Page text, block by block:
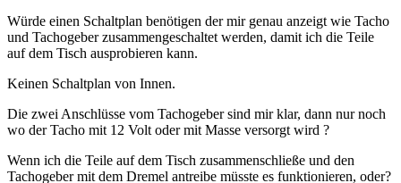
Würde einen Schaltplan benötigen der mir genau anzeigt wie Tacho
und Tachogeber zusammengeschaltet werden, damit ich die Teile
auf dem Tisch ausprobieren kann.
Keinen Schaltplan von Innen.
Die zwei Anschlüsse vom Tachogeber sind mir klar, dann nur noch
wo der Tacho mit 12 Volt oder mit Masse versorgt wird ?
Wenn ich die Teile auf dem Tisch zusammenschließe und den
Tachogeber mit dem Dremel antreibe müsste es funktionieren, oder?